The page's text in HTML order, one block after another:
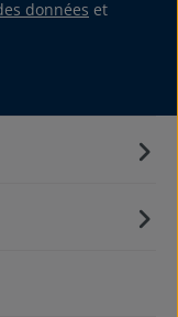
données et